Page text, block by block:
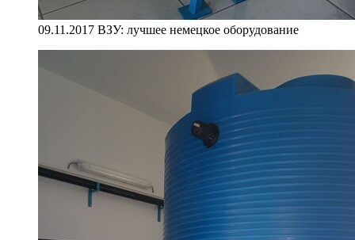
09.11.2017 ВЗУ: лучшее немецкое оборудование